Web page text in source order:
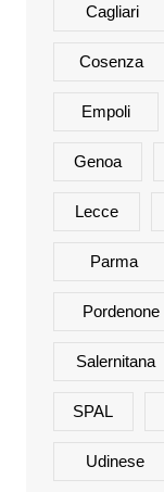
Cagliari
Cosenza
Empoli
Genoa
Lecce
Parma
Pordenone
Salernitana
SPAL
Udinese